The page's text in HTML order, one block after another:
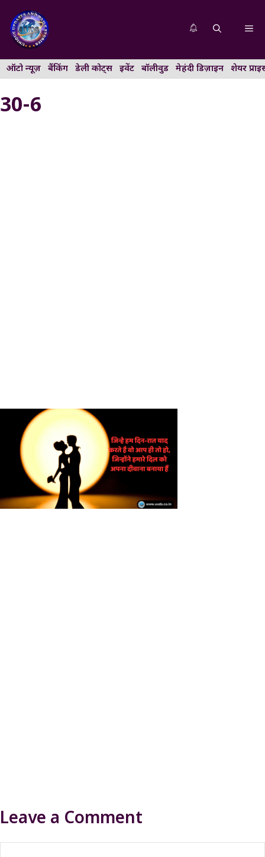
content
ऑटो न्यूज़ बैंकिंग डेली कोट्स इवेंट बॉलीवुड मेहंदी डिज़ाइन शेयर
30-6
Leave a Comment